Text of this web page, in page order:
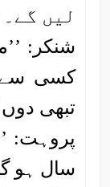
لیں
شنکر:
کسی سے
تبھی دوں
پروہت:
سال ہو